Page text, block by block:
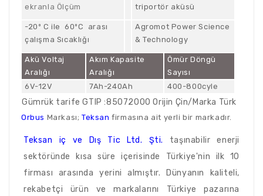
ekranla Ölçüm triportör aküsü
-20º C ile 60ºC arası
çalışma Sıcaklığı
Agromot Power Science
& Technology
Akü Voltaj
Aralığı
Akım Kapasite
Aralığı
Ömür Döngü
Sayısı
6V-12V
7Ah-240Ah 400-800cyle
Gümrük tarife GTIP :85072000 Orijin Çin/Marka Türk
Orbus Markası;Teksan firmasına ait yerli bir markadır.
Teksan iç ve Dış Tic Ltd. Şti. taşınabilir enerji
sektöründe kısa süre içerisinde Türkiye'nin ilk 10
firması arasında yerini almıştır. Dünyanın kaliteli,
rekabetçi ürün ve markalarını Türkiye pazarına